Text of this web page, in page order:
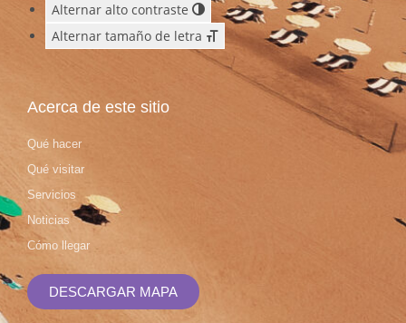
Alternar alto contraste
Alternar tamaño de letra
Acerca de este sitio
Qué hacer
Qué visitar
Servicios
Noticias
Cómo llegar
DESCARGAR MAPA